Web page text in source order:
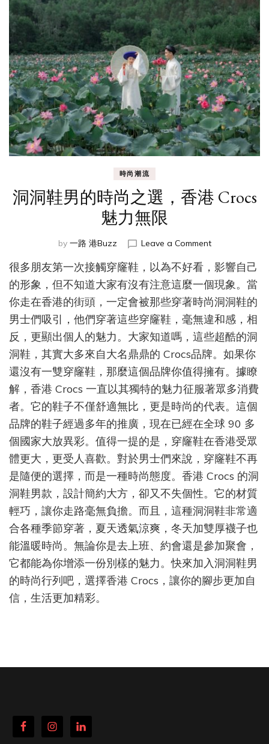
時尚潮流
洞洞鞋男的時尚之選，香港 Crocs
魅力無限
by 一路 港Buzz Leave a Commenton
洞
鞋
男
的
時
尚
之
選，
香
港
Crocs
魅
力
無
限
很多朋友第一次接觸穿窿鞋，以為不好看，影響自己
的形象，但不知道大家有沒有注意這麼一個現象。當
你走在香港的街頭，一定會被那些穿著時尚洞洞鞋的
男士們吸引，他們穿著這些穿窿鞋，毫無違和感，相
反，更顯出個人的魅力。大家知道嗎，這些超酷的洞
洞鞋，其實大多來自大名鼎鼎的 Crocs品牌。如果你
還沒有一雙穿窿鞋，那麼這個品牌你值得擁有。據瞭
解，香港 Crocs 一直以其獨特的魅力征服著眾多消費
者。它的鞋子不僅舒適無比，更是時尚的代表。這個
品牌的鞋子經過多年的推廣，現在已經在全球 90 多
個國家大放異彩。值得一提的是，穿窿鞋在香港受眾
體更大，更受人喜歡。對於男士們來說，穿窿鞋不再
是隨便的選擇，而是一種時尚態度。香港 Crocs 的洞
洞鞋男款，設計簡約大方，卻又不失個性。它的材質
輕巧，讓你走路毫無負擔。而且，這種洞洞鞋非常適
合各種季節穿著，夏天透氣涼爽，冬天加雙厚襪子也
能溫暖時尚。無論你是去上班、約會還是參加聚會，
它都能為你增添一份別樣的魅力。快來加入洞洞鞋男
的時尚行列吧，選擇香港 Crocs，讓你的腳步更加自
信，生活更加精彩。